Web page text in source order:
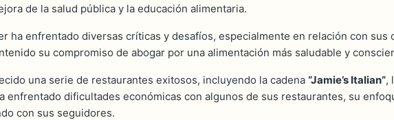
de la salud pública y la educación alimentaria.
ha enfrentado diversas críticas y desafíos, especialmente en relación con
su compromiso de abogar por una alimentación más saludable y
una serie de restaurantes exitosos, incluyendo la cadena “Jamie’s Italian”,
enfrentado dificultades económicas con algunos de sus restaurantes, su
con sus seguidores.